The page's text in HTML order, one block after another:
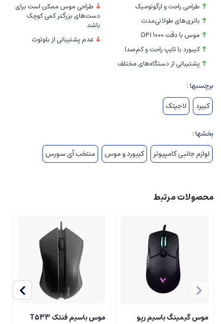
طراحی راحت و ارگونومیک
باتری‌های طولانی‌مدت
موس با دقت 1000 DPI
کیبورد با تایپ راحت و کم‌صدا
پشتیبانی از دستگاه‌های مختلف
طراحی موس ممکن است برای
دست‌های بزرگتر کمی کوچک
باشد
عدم پشتیبانی از بلوتوث
برچسبها :
کیبرد
لاجیتک
بخشها :
لوازم جانبی کامپیوتر
کیبورد و موس منتخب آی سورس
محصولات مرتبط
موس گیمینگ باسیم رپو
موس باسیم فنتک T533